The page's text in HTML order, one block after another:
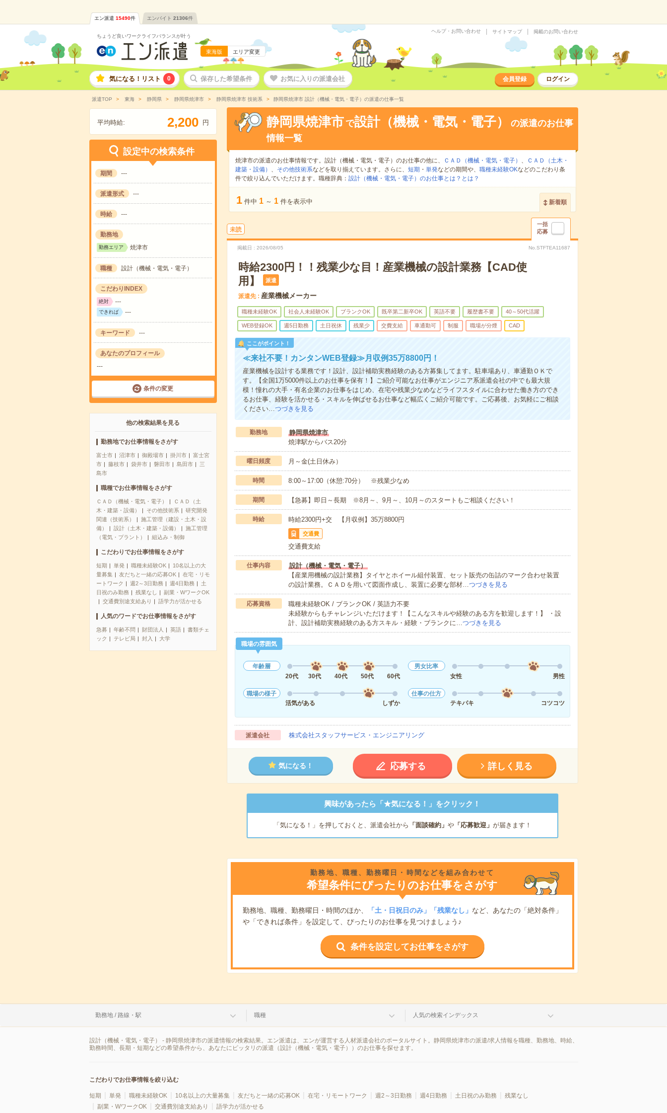
エン派遣 15490件 エンバイト 21306件
ちょうど良いワークライフバランスが叶う
東海版 エリア変更
ヘルプ・お問い合わせ サイトマップ 掲載のお問い合わせ
気になる！リスト 0 保存した希望条件 お気に入りの派遣会社 会員登録 ログイン
派遣TOP 東海 静岡県 静岡県焼津市 静岡県焼津市 技術系 静岡県焼津市 設計（機械・電気・電子）の派遣の仕事一覧
平均時給: 2,200 円
設定中の検索条件
期間 ---
派遣形式 ---
時給 ---
勤務地
勤務エリア 焼津市
職種 設計（機械・電気・電子）
こだわりINDEX
絶対 ---
できれば ---
キーワード ---
あなたのプロフィール
---
条件の変更
他の検索結果を見る
勤務地でお仕事情報をさがす
富士市 沼津市 御殿場市 掛川市
富士宮
市
藤枝市 袋井市 磐田市 島田市
三
島市
職種でお仕事情報をさがす
ＣＡＤ（機械・電気・電子）
ＣＡＤ（土
木・建築・設備）
その他技術系
研究開発
関連（技術系）
施工管理（建設・土木・設
備）
設計（土木・建築・設備）
施工管理
（電気・プラント）
組込み・制御
こだわりでお仕事情報をさがす
短期 単発 職種未経験OK
10名以上の大
量募集
友だちと一緒の応募OK
在宅・リモ
ートワーク
週2～3日勤務 週4日勤務
土
日祝のみ勤務
残業なし
副業・WワークOK
交通費別途支給あり
語学力が活かせる
人気のワードでお仕事情報をさがす
急募 年齢不問 財団法人 英語
書類チェ
ック
テレビ局 封入 大学
静岡県焼津市 で設計（機械・電気・電子）
の派遣のお仕事
情報一覧
焼津市の派遣のお仕事情報です。設計（機械・電気・電子）のお仕事の他に、 ＣＡＤ（機械・電気・電子） 、
ＣＡＤ（土木・
建築・設備） 、 その他技術系などを取り揃えています。さらに、 短期 ・ 単発などの期間や、 職種未経験OKなどのこだわり条
件で絞り込んでいただけます。職種辞典： 設計（機械・電気・電子）のお仕事とは？とは？
1 件中 1 ～ 1 件を表示中 新着順
未読
一括
応募
掲載日 2026/08/05 No.STFTEA11687
時給2300円！！残業少な目！産業機械の設計業務【CAD使
用】
派遣
派遣先 産業機械メーカー
職種未経験OK 社会人未経験OK ブランクOK 既卒第二新卒OK 英語不要 履歴書不要 40～50代活躍
WEB登録OK 週5日勤務 土日祝休 残業少 交費支給 車通勤可 制服 職場が分煙 CAD
ここがポイント！
≪来社不要！カンタンWEB登録≫月収例35万8800円！
産業機械を設計する業務です！設計、設計補助実務経験のある方募集してます。駐車場あり、車通勤ＯＫで
す。【全国1万5000件以上のお仕事を保有！】ご紹介可能なお仕事がエンジニア系派遣会社の中でも最大規
模！憧れの大手・有名企業のお仕事をはじめ、在宅や残業少なめなどライフスタイルに合わせた働き方のでき
るお仕事、経験を活かせる・スキルを伸ばせるお仕事など幅広くご紹介可能です。ご応募後、お気軽にご相談
ください…つづきを見る
勤務地
静岡県焼津市
焼津駅からバス20分
曜日頻度 月～金(土日休み）
時間 8:00～17:00（休憩:70分） ※残業少なめ
期間 【急募】即日～長期 ※8月～、9月～、10月～のスタートもご相談ください！
時給 時給2300円+交 【月収例】35万8800円
交通費
交通費支給
仕事内容
設計（機械・電気・電子）
【産業用機械の設計業務】タイヤとホイール組付装置、セット販売の缶詰のマーク合わせ装置
の設計業務。ＣＡＤを用いて図面作成し、装置に必要な部材…つづきを見る
応募資格
職種未経験OK / ブランクOK / 英語力不要
未経験からもチャレンジいただけます！【こんなスキルや経験のある方を歓迎します！】 ・設
計、設計補助実務経験のある方スキル・経験・ブランクに…つづきを見る
職場の雰囲気
年齢層
20代
30代 40代 50代 60代
男女比率
女性
男性
職場の様子
活気がある
しずか
仕事の仕方
テキパキ
コツコツ
派遣会社 株式会社スタッフサービス・エンジニアリング
気になる！ 応募する 詳しく見る
興味があったら「★気になる！」をクリック！
「気になる！」を押しておくと、派遣会社から 「面談確約」 や「応募歓迎」 が届きます！
勤務地、職種、勤務曜日・時間などを組み合わせて
希望条件にぴったりのお仕事をさがす
勤務地、職種、勤務曜日・時間のほか、 「土・日祝日のみ」「残業なし」 など、あなたの「絶対条件」
や「できれば条件」を設定して、ぴったりのお仕事を見つけましょう♪
条件を設定してお仕事をさがす
勤務地 / 路線・駅 職種 人気の検索インデックス
設計（機械・電気・電子） - 静岡県焼津市の派遣情報の検索結果。エン派遣は、エンが運営する人材派遣会社のポータルサイト。静岡県焼津市の派遣/求人情報を職種、勤務地、時給、
勤務時間、長期・短期などの希望条件から、あなたにピッタリの派遣（設計（機械・電気・電子））のお仕事を探せます。
こだわりでお仕事情報を絞り込む
短期 単発 職種未経験OK 10名以上の大量募集 友だちと一緒の応募OK 在宅・リモートワーク 週2～3日勤務 週4日勤務 土日祝のみ勤務
残業なし
副業・WワークOK
交通費別途支給あり 語学力が活かせる